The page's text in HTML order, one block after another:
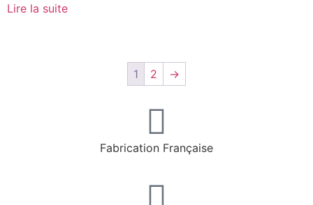
Lire la suite
1 2 →
Fabrication Française